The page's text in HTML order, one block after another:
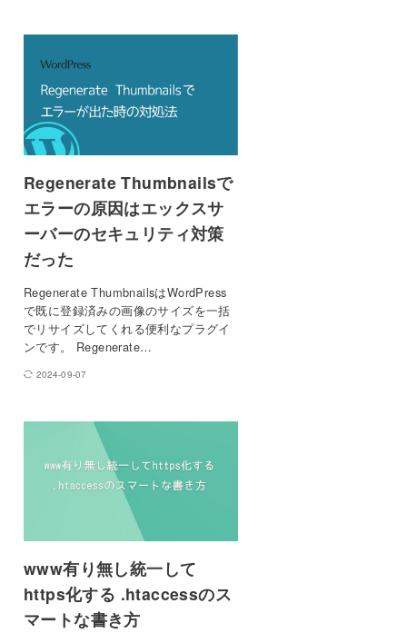
Regenerate Thumbnailsで
エラーの原因はエックスサ
ーバーのセキュリティ対策
だった
Regenerate ThumbnailsはWordPress
で既に登録済みの画像のサイズを一括
でリサイズしてくれる便利なプラグイ
ンです。 Regenerate…
2024-09-07
www有り無し統一して
https化する .htaccessのス
マートな書き方